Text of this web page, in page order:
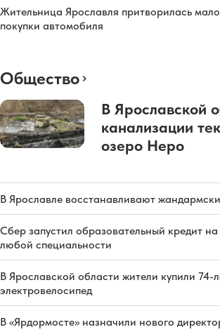
Жительница Ярославля притворилась
покупки автомобиля
Общество
В Ярославской
канализации
озеро Неро
В Ярославле восстанавливают
Сбер запустил образовательный кредит
любой специальности
В Ярославской области жители купили 74-
электровелосипед
В «Ярдормосте» назначили нового